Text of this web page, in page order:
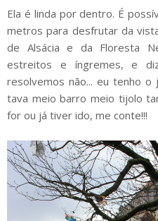
Ela é linda por dentro. É
metros para desfrutar da
de Alsácia e da Floresta
estreitos e íngremes, e
resolvemos não... eu tenho o
tava meio barro meio tijolo
for ou já tiver ido, me conte!!!